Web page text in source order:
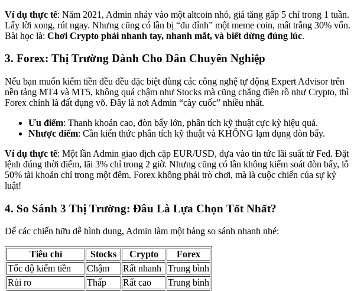
Ví dụ thực tế: Năm 2021, Admin nhảy vào một altcoin nhỏ, giá tăng gấp 5 chỉ trong 1 tuần.
Lấy lời xong, rút ngay. Nhưng cũng có lần bị “đu đỉnh” một meme coin, mất trắng 30% vốn.
Bài học là: Chơi Crypto phải nhanh tay, nhanh mắt, và biết dừng đúng lúc.
3. Forex: Thị Trường Dành Cho Dân Chuyên Nghiệp
Nếu bạn muốn kiếm tiền đều đều đặc biệt dùng các công nghệ tự động Expert Advisor trên
nền tảng MT4 và MT5, không quá chậm như Stocks mà cũng chẳng điên rồ như Crypto, thì
Forex chính là đất dụng võ. Đây là nơi Admin “cày cuốc” nhiều nhất.
Ưu điểm: Thanh khoản cao, đòn bẩy lớn, phân tích kỹ thuật cực kỳ hiệu quả.
Nhược điểm: Cần kiến thức phân tích kỹ thuật và KHÔNG lạm dụng đòn bẩy.
Ví dụ thực tế: Một lần Admin giao dịch cặp EUR/USD, dựa vào tin tức lãi suất từ Fed. Đặt
lệnh đúng thời điểm, lãi 3% chỉ trong 2 giờ. Nhưng cũng có lần không kiểm soát đòn bẩy, lỗ
50% tài khoản chỉ trong một đêm. Forex không phải trò chơi, mà là cuộc chiến của sự kỷ
luật!
4. So Sánh 3 Thị Trường: Đâu Là Lựa Chọn Tốt Nhất?
Để các chiến hữu dễ hình dung, Admin làm một bảng so sánh nhanh nhé:
Tiêu chí Stocks Crypto
Forex
Tốc độ kiếm tiền
Chậm Rất nhanh
Trung bình
Rủi ro
Thấp Rất cao
Trung bình